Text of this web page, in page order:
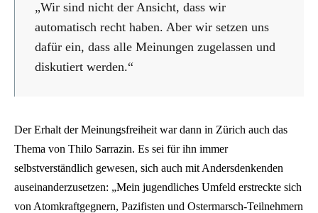
„Wir sind nicht der Ansicht, dass wir
automatisch recht haben. Aber wir setzen uns
dafür ein, dass alle Meinungen zugelassen und
diskutiert werden.“
Der Erhalt der Meinungsfreiheit war dann in Zürich auch das
Thema von Thilo Sarrazin. Es sei für ihn immer
selbstverständlich gewesen, sich auch mit Andersdenkenden
auseinanderzusetzen: „Mein jugendliches Umfeld erstreckte sich
von Atomkraftgegnern, Pazifisten und Ostermarsch-Teilnehmern